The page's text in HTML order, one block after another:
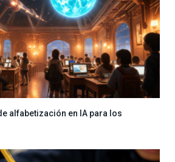
alfabetización en IA para los